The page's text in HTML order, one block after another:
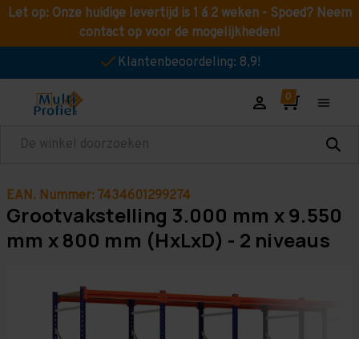
Let op: Onze huidige levertijd is 1 á 2 weken - Spoed? Neem
contact op voor de mogelijkheden!
Klantenbeoordeling: 8,9!
Zoeken
EAN. Nummer: 7434601299274
Grootvakstelling 3.000 mm x 9.550
mm x 800 mm (HxLxD) - 2 niveaus